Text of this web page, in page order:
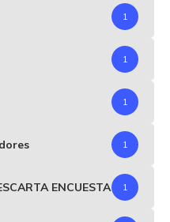
1
1
1
1
ENCUESTA 1